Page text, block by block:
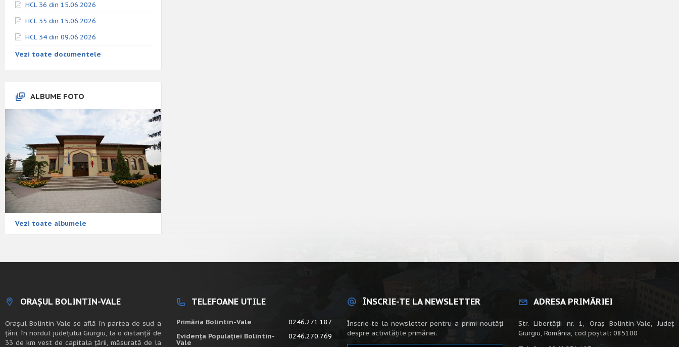
HCL 36 din 15.06.2026
HCL 35 din 15.06.2026
HCL 34 din 09.06.2026
Vezi toate documentele
ALBUME FOTO
Vezi toate albumele
ORAȘUL BOLINTIN-VALE
Oraşul Bolintin-Vale se află în partea de sud a
ţării, în nordul judeţului Giurgiu, la o distanţă de
33 de km vest de capitala țării, măsurată de la
TELEFOANE UTILE
Primăria Bolintin-Vale
0246.271.187
Evidența Populației Bolintin-
Vale
0246.270.769
ÎNSCRIE-TE LA NEWSLETTER
Înscrie-te la newsletter pentru a primi noutăți
despre activitățile primăriei.
ADRESA PRIMĂRIEI
Str. Libertății nr. 1, Oraș Bolintin-Vale, Județ
Giurgiu, România, cod poștal: 085100